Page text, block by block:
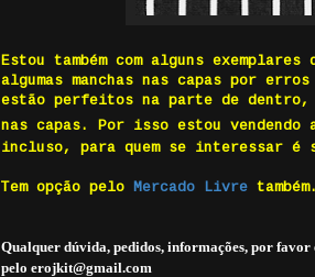
Estou também com alguns
algumas manchas nas capas por
estão perfeitos na parte de dentro,
nas capas. Por isso estou vendendo
incluso, para quem se interessar é
Tem opção pelo Mercado Livre também.
Qualquer dúvida, pedidos, informações, por favor
pelo erojkit@gmail.com